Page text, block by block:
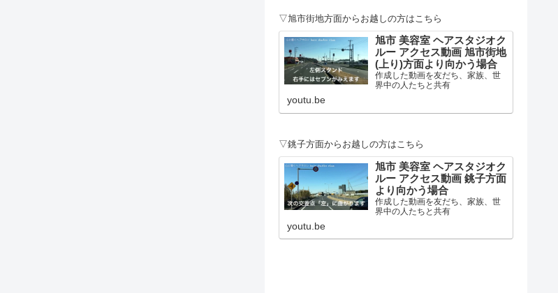
▽旭市街地方面からお越しの方はこちら
旭市 美容室 ヘアスタジオク
ルー アクセス動画 旭市街地
(上り)方面より向かう場合
作成した動画を友だち、家族、世
界中の人たちと共有
youtu.be
▽銚子方面からお越しの方はこちら
旭市 美容室 ヘアスタジオク
ルー アクセス動画 銚子方面
より向かう場合
作成した動画を友だち、家族、世
界中の人たちと共有
youtu.be